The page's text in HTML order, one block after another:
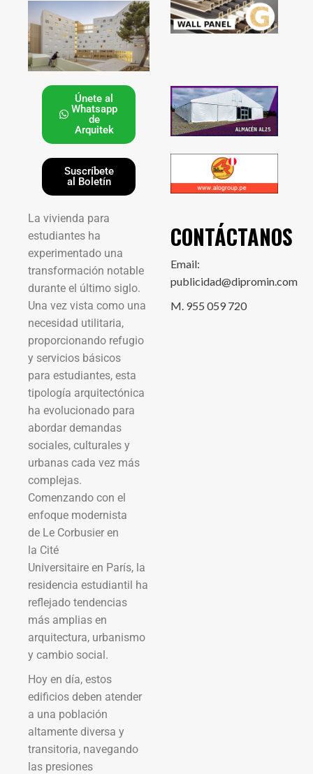
Únete al
Whatsapp
de
Arquitek
Suscríbete
al Boletín
La vivienda para
estudiantes ha
experimentado una
transformación notable
durante el último siglo.
Una vez vista como una
necesidad utilitaria,
proporcionando refugio
y servicios básicos
para estudiantes, esta
tipología arquitectónica
ha evolucionado para
abordar demandas
sociales, culturales y
urbanas cada vez más
complejas.
Comenzando con el
enfoque modernista
de Le Corbusier en
la Cité
Universitaire en París, la
residencia estudiantil ha
reflejado tendencias
más amplias en
arquitectura, urbanismo
y cambio social.
Hoy en día, estos
edificios deben atender
a una población
altamente diversa y
transitoria, navegando
las presiones
CONTÁCTANOS
Email:
publicidad@dipromin.com
M. 955 059 720